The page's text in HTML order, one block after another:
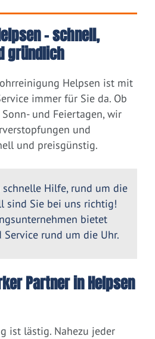
– schnell,
gründlich
Helpsen ist mit
immer für Sie da. Ob
und Feiertagen, wir
und
und preisgünstig.
schnelle Hilfe, rund um die
sind Sie bei uns richtig!
bietet
rund um die Uhr.
Partner in Helpsen
ist lästig. Nahezu jeder